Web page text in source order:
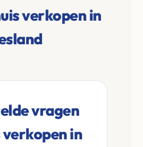
verkopen in
vragen
in